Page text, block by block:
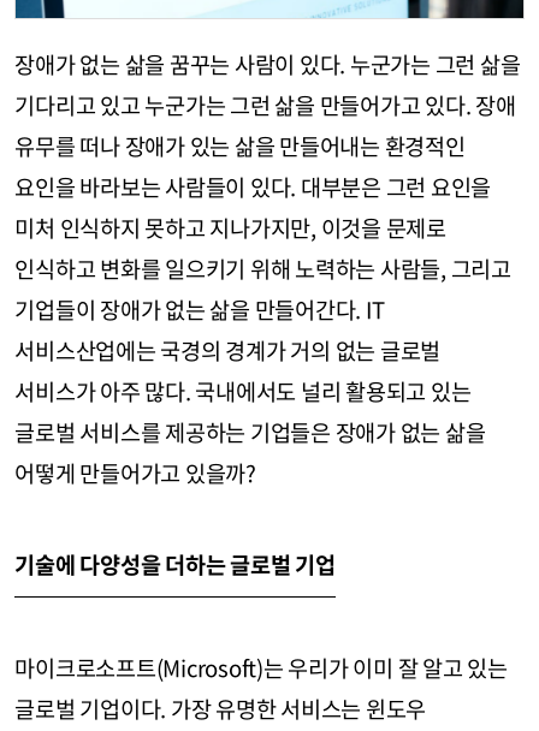
장애가 없는 삶을 꿈꾸는 사람이 있다. 누군가는 그런 삶을
기다리고 있고 누군가는 그런 삶을 만들어가고 있다. 장애
유무를 떠나 장애가 있는 삶을 만들어내는 환경적인
요인을 바라보는 사람들이 있다. 대부분은 그런 요인을
미처 인식하지 못하고 지나가지만, 이것을 문제로
인식하고 변화를 일으키기 위해 노력하는 사람들, 그리고
기업들이 장애가 없는 삶을 만들어간다. IT
서비스산업에는 국경의 경계가 거의 없는 글로벌
서비스가 아주 많다. 국내에서도 널리 활용되고 있는
글로벌 서비스를 제공하는 기업들은 장애가 없는 삶을
어떻게 만들어가고 있을까?
기술에 다양성을 더하는 글로벌 기업
마이크로소프트(Microsoft)는 우리가 이미 잘 알고 있는
글로벌 기업이다. 가장 유명한 서비스는 윈도우